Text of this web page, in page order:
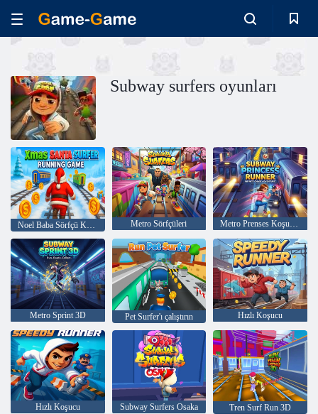
Subway surfers oyunları
Noel Baba Sörfçü Koşu Oyunu Metro Sörfçüleri Metro Prenses Koşucusu
Metro Sprint 3D Pet Surfer'ı çalıştırın Hızlı Koşucu
Hızlı Koşucu Subway Surfers Osaka Tren Surf Run 3D